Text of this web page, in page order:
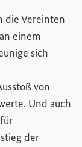
die Vereinten
einem
sich
von
Und auch
der